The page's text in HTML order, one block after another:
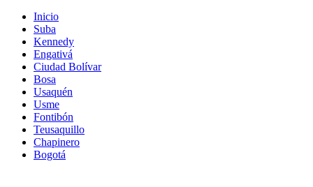
Inicio
Suba
Kennedy
Engativá
Ciudad Bolívar
Bosa
Usaquén
Usme
Fontibón
Teusaquillo
Chapinero
Bogotá